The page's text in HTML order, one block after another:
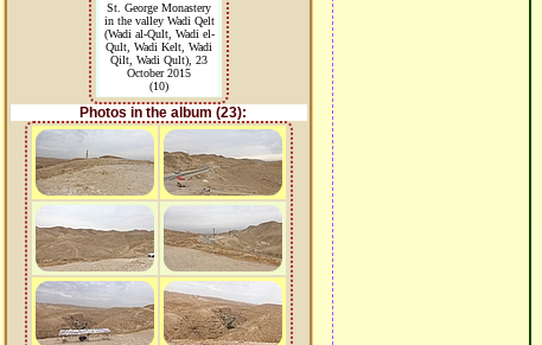
St. George Monastery
in the valley Wadi Qelt
(Wadi al-Qult, Wadi el-
Qult, Wadi Kelt, Wadi
Qilt, Wadi Qult), 23
October 2015
(10)
Photos in the album (23):